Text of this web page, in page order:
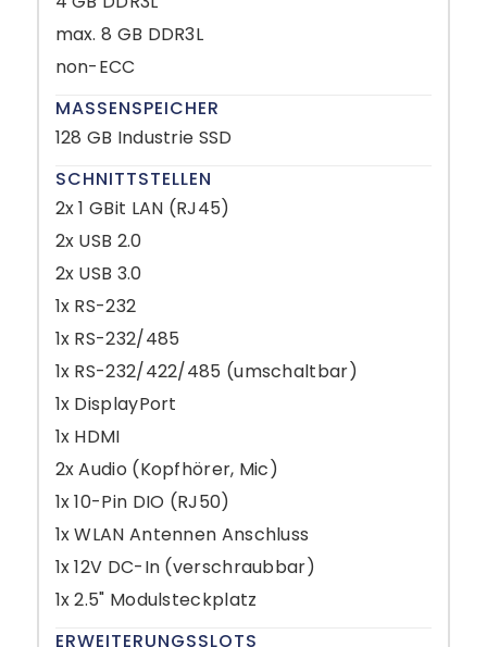
max. 8 GB DDR3L
non-ECC
MASSENSPEICHER
128 GB Industrie SSD
SCHNITTSTELLEN
2x 1 GBit LAN (RJ45)
2x USB 2.0
2x USB 3.0
1x RS-232
1x RS-232/485
1x RS-232/422/485 (umschaltbar)
1x DisplayPort
1x HDMI
2x Audio (Kopfhörer, Mic)
1x 10-Pin DIO (RJ50)
1x WLAN Antennen Anschluss
1x 12V DC-In (verschraubbar)
1x 2.5" Modulsteckplatz
ERWEITERUNGSSLOTS